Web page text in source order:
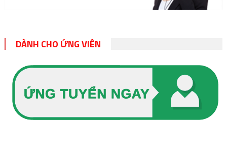
DÀNH CHO ỨNG VIÊN